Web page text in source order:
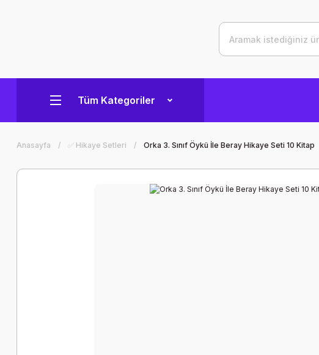
Tüm Kategoriler
Anasayfa ✅ Hikaye Setleri Orka 3. Sınıf Öykü İle Beray Hikaye Seti 10 Kitap